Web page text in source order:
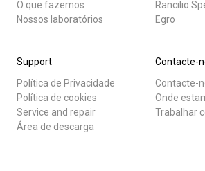
O que fazemos
Nossos laboratórios
Rancilio
Egro
Support
Política de Privacidade
Política de cookies
Service and repair
Área de descarga
Contacte-
Contacte-
Onde
Trabalhar